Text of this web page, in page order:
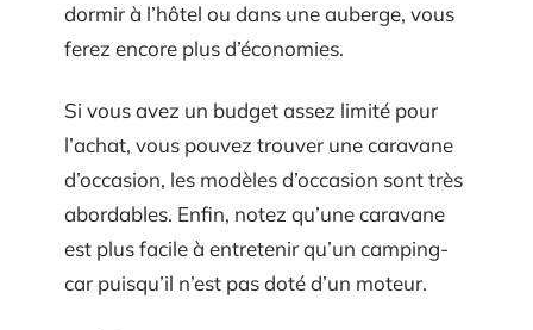
dormir à l’hôtel ou dans une auberge, vous
ferez encore plus d’économies.
Si vous avez un budget assez limité pour
l’achat, vous pouvez trouver une caravane
d’occasion, les modèles d’occasion sont très
abordables. Enfin, notez qu’une caravane
est plus facile à entretenir qu’un camping-
car puisqu’il n’est pas doté d’un moteur.